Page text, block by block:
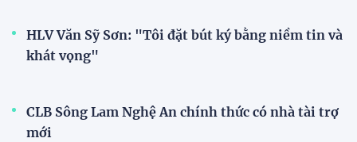
HLV Văn Sỹ Sơn: "Tôi đặt bút ký bằng niềm tin và
khát vọng"
CLB Sông Lam Nghệ An chính thức có nhà tài trợ
mới